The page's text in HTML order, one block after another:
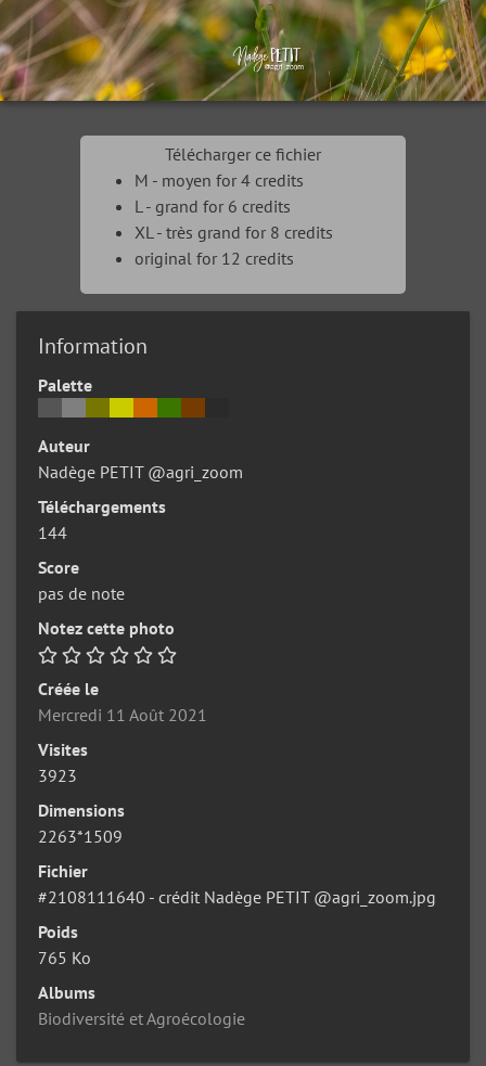
Télécharger ce fichier
M - moyen for 4 credits
L - grand for 6 credits
XL - très grand for 8 credits
original for 12 credits
Information
Palette
Auteur
Nadège PETIT @agri_zoom
Téléchargements
144
Score
pas de note
Notez cette photo
Créée le
Mercredi 11 Août 2021
Visites
3923
Dimensions
2263*1509
Fichier
#2108111640 - crédit Nadège PETIT @agri_zoom.jpg
Poids
765 Ko
Albums
Biodiversité et Agroécologie